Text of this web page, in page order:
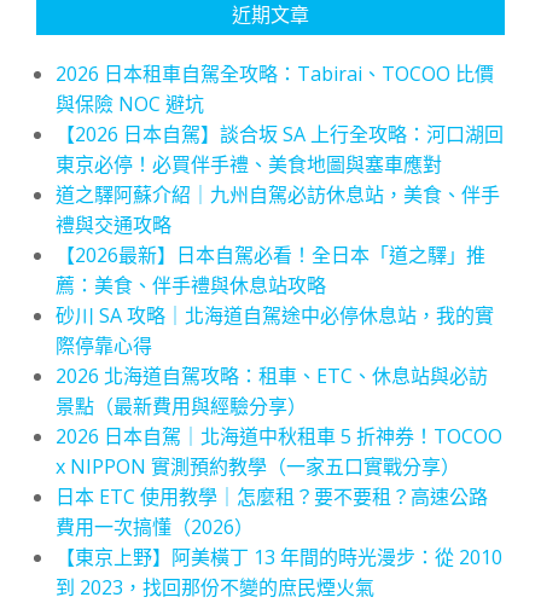
近期文章
2026 日本租車自駕全攻略：Tabirai、TOCOO 比價
與保險 NOC 避坑
【2026 日本自駕】談合坂 SA 上行全攻略：河口湖回
東京必停！必買伴手禮、美食地圖與塞車應對
道之驛阿蘇介紹｜九州自駕必訪休息站，美食、伴手
禮與交通攻略
【2026最新】日本自駕必看！全日本「道之驛」推
薦：美食、伴手禮與休息站攻略
砂川 SA 攻略｜北海道自駕途中必停休息站，我的實
際停靠心得
2026 北海道自駕攻略：租車、ETC、休息站與必訪
景點（最新費用與經驗分享）
2026 日本自駕｜北海道中秋租車 5 折神券！TOCOO
x NIPPON 實測預約教學（一家五口實戰分享）
日本 ETC 使用教學｜怎麼租？要不要租？高速公路
費用一次搞懂（2026）
【東京上野】阿美橫丁 13 年間的時光漫步：從 2010
到 2023，找回那份不變的庶民煙火氣